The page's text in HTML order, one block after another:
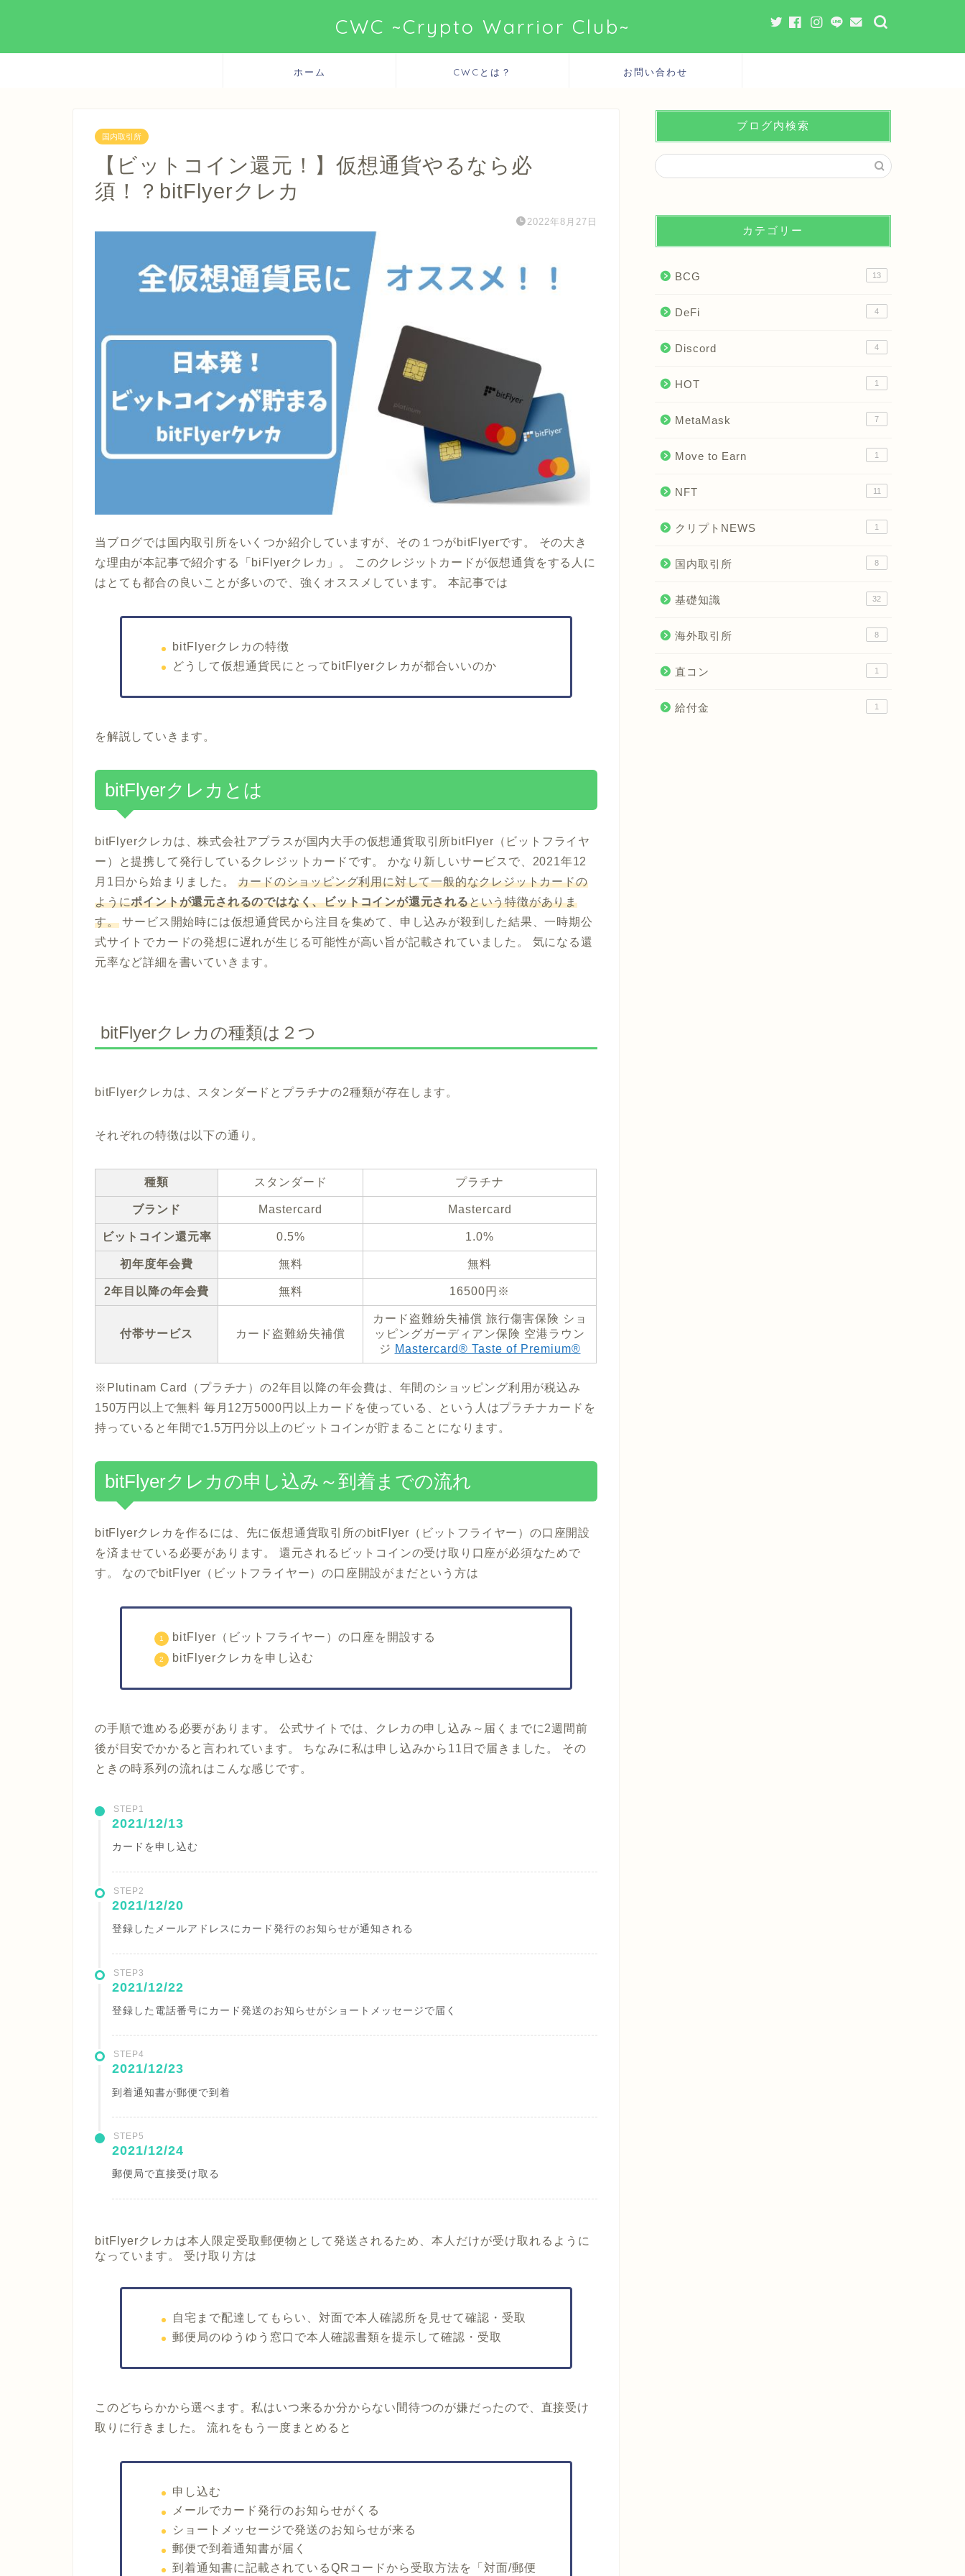
CWC ~Crypto Warrior Club~
ホーム CWCとは？ お問い合わせ
国内取引所
【ビットコイン還元！】仮想通貨やるなら必
須！？bitFlyerクレカ
2022年8月27日
当ブログでは国内取引所をいくつか紹介していますが、その１つがbitFlyerです。 その大き
な理由が本記事で紹介する「biFlyerクレカ」。 このクレジットカードが仮想通貨をする人に
はとても都合の良いことが多いので、強くオススメしています。 本記事では
bitFlyerクレカの特徴
どうして仮想通貨民にとってbitFlyerクレカが都合いいのか
を解説していきます。
bitFlyerクレカとは
bitFlyerクレカは、株式会社アプラスが国内大手の仮想通貨取引所bitFlyer（ビットフライヤ
ー）と提携して発行しているクレジットカードです。 かなり新しいサービスで、2021年12
月1日から始まりました。カードのショッピング利用に対して一般的なクレジットカードの
ようにポイントが還元されるのではなく、ビットコインが還元されるという特徴がありま
す。サービス開始時には仮想通貨民から注目を集めて、申し込みが殺到した結果、一時期公
式サイトでカードの発想に遅れが生じる可能性が高い旨が記載されていました。 気になる還
元率など詳細を書いていきます。
bitFlyerクレカの種類は２つ
bitFlyerクレカは、スタンダードとプラチナの2種類が存在します。
それぞれの特徴は以下の通り。
種類 スタンダード プラチナ
ブランド Mastercard Mastercard
ビットコイン還元率 0.5% 1.0%
初年度年会費 無料 無料
2年目以降の年会費 無料 16500円※
付帯サービス カード盗難紛失補償
カード盗難紛失補償 旅行傷害保険 ショ
ッピングガーディアン保険 空港ラウン
ジ Mastercard® Taste of Premium®
※Plutinam Card（プラチナ）の2年目以降の年会費は、年間のショッピング利用が税込み
150万円以上で無料 毎月12万5000円以上カードを使っている、という人はプラチナカードを
持っていると年間で1.5万円分以上のビットコインが貯まることになります。
bitFlyerクレカの申し込み～到着までの流れ
bitFlyerクレカを作るには、先に仮想通貨取引所のbitFlyer（ビットフライヤー）の口座開設
を済ませている必要があります。 還元されるビットコインの受け取り口座が必須なためで
す。 なのでbitFlyer（ビットフライヤー）の口座開設がまだという方は
bitFlyer（ビットフライヤー）の口座を開設する
bitFlyerクレカを申し込む
の手順で進める必要があります。 公式サイトでは、クレカの申し込み～届くまでに2週間前
後が目安でかかると言われています。 ちなみに私は申し込みから11日で届きました。 その
ときの時系列の流れはこんな感じです。
STEP1
2021/12/13
カードを申し込む
STEP2
2021/12/20
登録したメールアドレスにカード発行のお知らせが通知される
STEP3
2021/12/22
登録した電話番号にカード発送のお知らせがショートメッセージで届く
STEP4
2021/12/23
到着通知書が郵便で到着
STEP5
2021/12/24
郵便局で直接受け取る
bitFlyerクレカは本人限定受取郵便物として発送されるため、本人だけが受け取れるように
なっています。 受け取り方は
自宅まで配達してもらい、対面で本人確認所を見せて確認・受取
郵便局のゆうゆう窓口で本人確認書類を提示して確認・受取
このどちらかから選べます。私はいつ来るか分からない間待つのが嫌だったので、直接受け
取りに行きました。 流れをもう一度まとめると
申し込む
メールでカード発行のお知らせがくる
ショートメッセージで発送のお知らせが来る
郵便で到着通知書が届く
到着通知書に記載されているQRコードから受取方法を「対面/郵便
ブログ内検索
カテゴリー
BCG 13
DeFi 4
Discord 4
HOT 1
MetaMask 7
Move to Earn 1
NFT 11
クリプトNEWS 1
国内取引所 8
基礎知識 32
海外取引所 8
直コン 1
給付金 1